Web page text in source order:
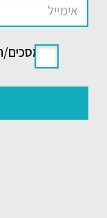
אני מסכים/